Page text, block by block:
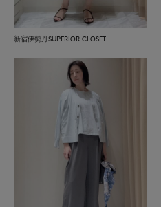
新宿伊勢丹SUPERIOR CLOSET